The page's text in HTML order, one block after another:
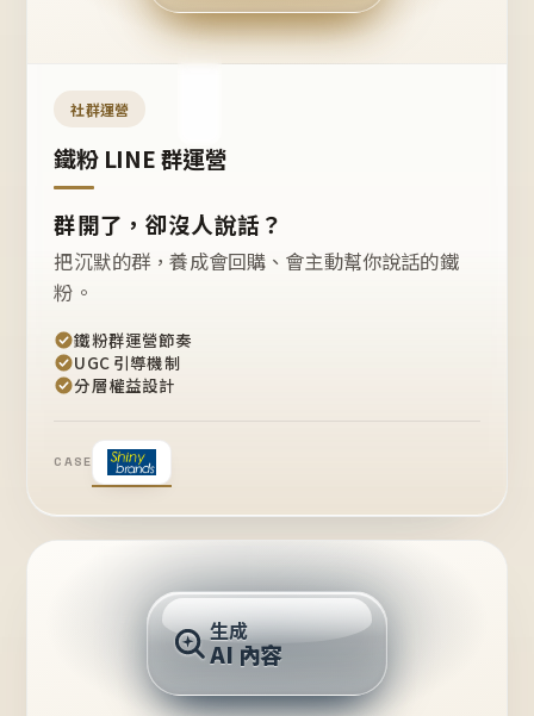
開團
嗎？
社群運營
鐵粉 LINE 群運營
群開了，卻沒人說話？
把沉默的群，養成會回購、會主動幫你說話的鐵
粉。
鐵粉群運營節奏
UGC 引導機制
分層權益設計
CASE
推薦的台灣品牌？
生成
AI 內容